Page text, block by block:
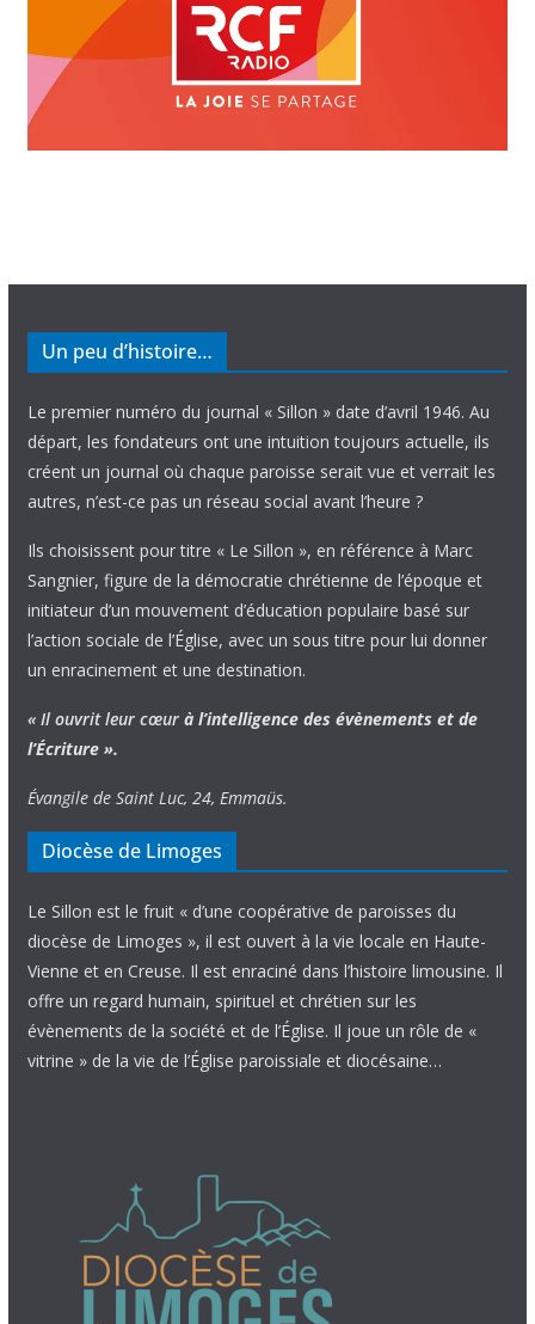
Un peu d’histoire…
Le premier numéro du journal « Sillon » date d’avril 1946. Au
départ, les fondateurs ont une intuition toujours actuelle, ils
créent un journal où chaque paroisse serait vue et verrait les
autres, n’est-ce pas un réseau social avant l’heure ?
Ils choisissent pour titre « Le Sillon », en référence à Marc
Sangnier, figure de la démocratie chrétienne de l’époque et
initiateur d’un mouvement d’éducation populaire basé sur
l’action sociale de l’Église, avec un sous titre pour lui donner
un enracinement et une destination.
« Il ouvrit leur cœur à l’intelligence des évènements et de
l’Écriture ».
Évangile de Saint Luc, 24, Emmaüs.
Diocèse de Limoges
Le Sillon est le fruit « d’une coopérative de paroisses du
diocèse de Limoges », il est ouvert à la vie locale en Haute-
Vienne et en Creuse. Il est enraciné dans l’histoire limousine. Il
offre un regard humain, spirituel et chrétien sur les
évènements de la société et de l’Église. Il joue un rôle de «
vitrine » de la vie de l’Église paroissiale et diocésaine…